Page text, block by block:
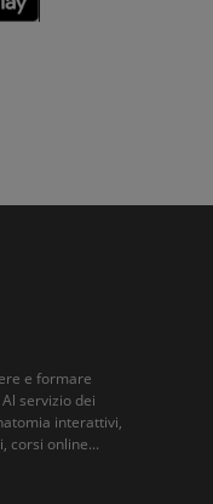
e formare
servizio dei
interattivi,
corsi online...